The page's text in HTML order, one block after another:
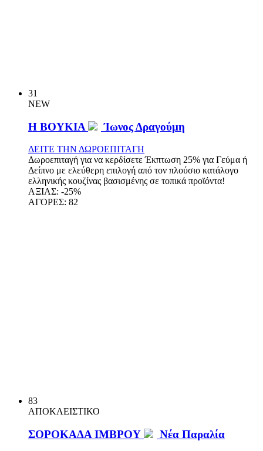
31
NEW
Η ΒΟΥΚΙΑ Ίωνος Δραγούμη
ΔΕΙΤΕ ΤΗΝ ΔΩΡΟΕΠΙΤΑΓΗ
Δωροεπιταγή για να κερδίσετε Έκπτωση 25% για Γεύμα ή
Δείπνο με ελεύθερη επιλογή από τον πλούσιο κατάλογο
ελληνικής κουζίνας βασισμένης σε τοπικά προϊόντα!
ΑΞΙΑΣ: -25%
ΑΓΟΡΕΣ: 82
83
ΑΠΟΚΛΕΙΣΤΙΚΟ
ΣΟΡΟΚΑΔΑ ΙΜΒΡΟΥ Νέα Παραλία